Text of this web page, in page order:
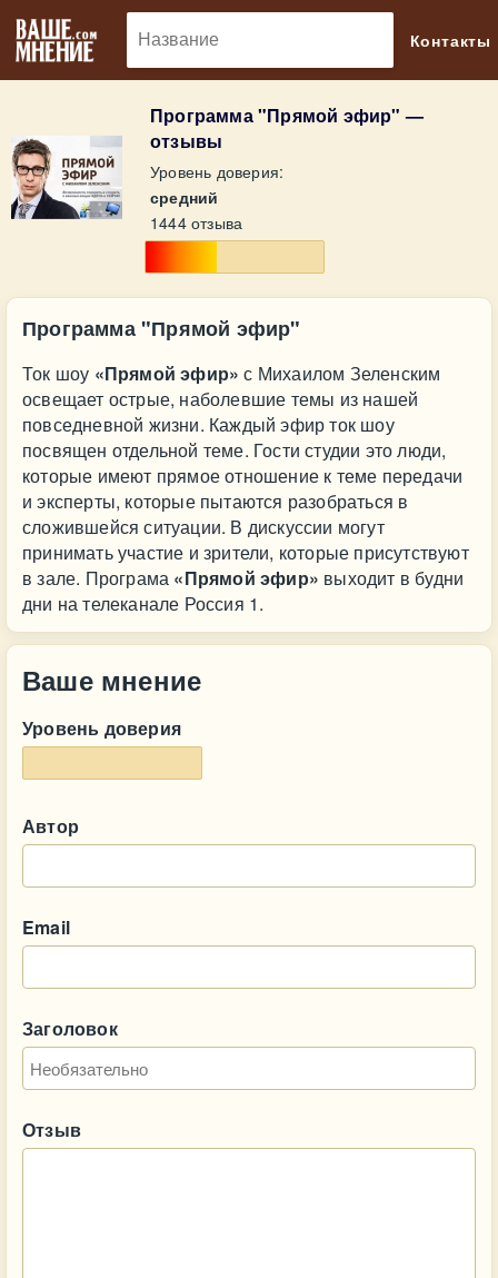
Контакты
Программа "Прямой эфир" —
отзывы
Уровень доверия:
средний
1444 отзыва
Программа "Прямой эфир"
Ток шоу «Прямой эфир» с Михаилом Зеленским
освещает острые, наболевшие темы из нашей
повседневной жизни. Каждый эфир ток шоу
посвящен отдельной теме. Гости студии это люди,
которые имеют прямое отношение к теме передачи
и эксперты, которые пытаются разобраться в
сложившейся ситуации. В дискуссии могут
принимать участие и зрители, которые присутствуют
в зале. Програма «Прямой эфир» выходит в будни
дни на телеканале Россия 1.
Ваше мнение
Уровень доверия
Автор
Email
Заголовок
Отзыв